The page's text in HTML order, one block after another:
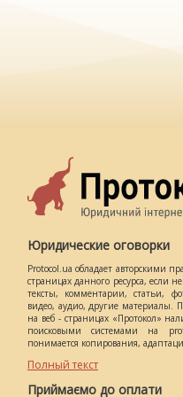
Юридические оговорки
Protocol.ua обладает авторскими
страницах данного ресурса, если
тексты, комментарии, статьи,
видео, аудио, другие материалы.
на веб - страницах «Протокол»
поисковыми системами на
понимается копирования,
Полный текст
Приймаємо до оплати